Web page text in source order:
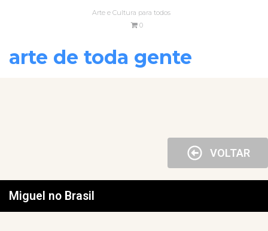
Arte e Cultura para todos
0
arte de toda gente
VOLTAR
Miguel no Brasil